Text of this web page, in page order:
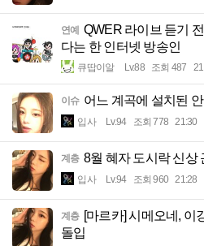
연예
QWER 라이브 듣기
다는 한 인터넷 방송인
큐땁이알 Lv.88 조회 487
이슈 어느 계곡에 설치된
입사 Lv.94 조회 778 21:30
계층 8월 혜자 도시락 신상
입사 Lv.94 조회 960 21:28
계층 [마르카] 시메오네, 이
돌입